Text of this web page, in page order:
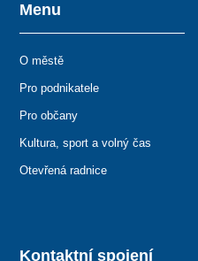
Kontaktní spojení
Menu
O městě
Pro podnikatele
Pro občany
Kultura, sport a volný čas
Otevřená radnice